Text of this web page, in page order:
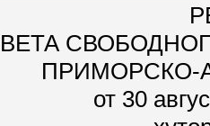
ПРИМОРСКО-
от 30